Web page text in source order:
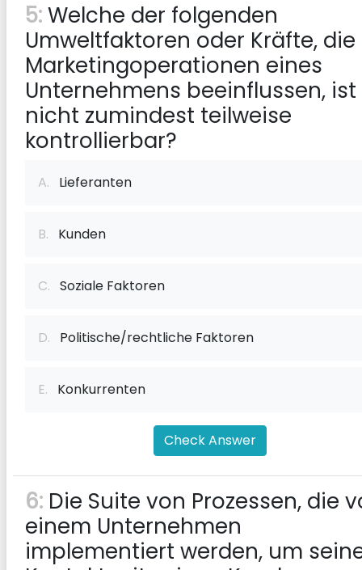
5:Welche der folgenden
Umweltfaktoren oder Kräfte, die
Marketingoperationen eines
Unternehmens beeinflussen, ist
nicht zumindest teilweise
kontrollierbar?
A. Lieferanten
B. Kunden
C. Soziale Faktoren
D. Politische/rechtliche Faktoren
E. Konkurrenten
Check Answer
6: Die Suite von Prozessen, die
einem Unternehmen
implementiert werden, um